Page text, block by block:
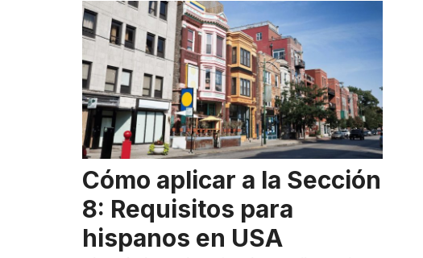
Cómo aplicar a la Sección
8: Requisitos para
hispanos en USA